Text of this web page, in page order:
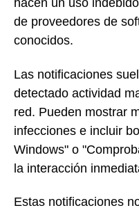
hacen un uso
de proveedores de
conocidos.
Las notificaciones
detectado actividad
red. Pueden mostrar
infecciones e incluir
Windows" o
la interacción
Estas notificaciones